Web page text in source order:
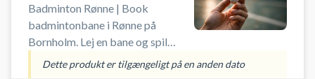
Badminton Rønne | Book
badmintonbane i Rønne på
Bornholm. Lej en bane og spil
badminton i Søndermarkshallen
Dette produkt er tilgængeligt på en anden dato